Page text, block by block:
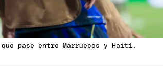
pase entre Marruecos y Haití.